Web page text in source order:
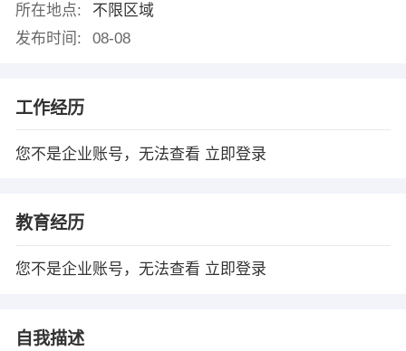
所在地点:
不限区域
发布时间:
08-08
工作经历
您不是企业账号，无法查看 立即登录
教育经历
您不是企业账号，无法查看 立即登录
自我描述